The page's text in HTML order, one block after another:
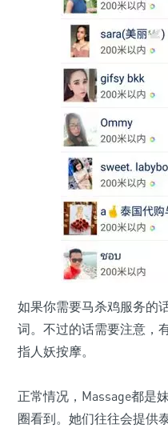
如果你需要马杀鸡服务的
词。不过的话需要注意，
指人妖按摩。
正常情况，Massage都是
圈看到。她们往往会提供